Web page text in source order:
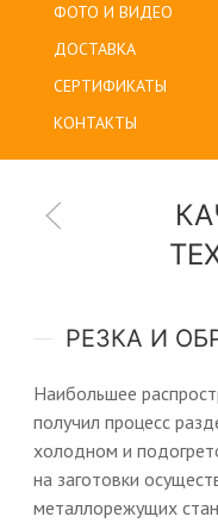
ФОТО И ВИДЕО
ДОСТАВКА
СЕРТИФИКАТЫ
КОНТАКТЫ
РЕЗКА И
Наибольшее
получил процесс
холодном и
на заготовки
металлорежущих